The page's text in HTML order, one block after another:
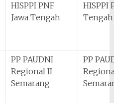
HISPPI PNF
Jawa Tengah
HISPPI
Tengah
PP PAUDNI
Regional II
Semarang
PP